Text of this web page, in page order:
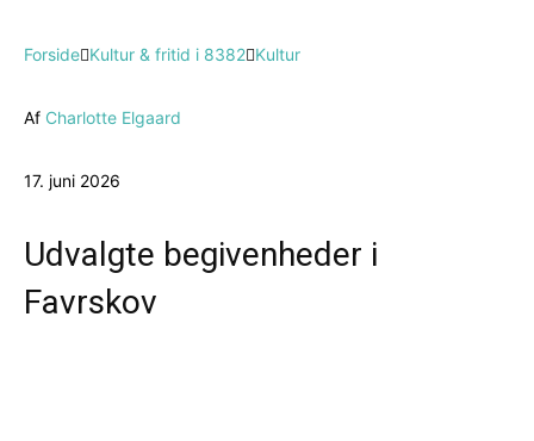
Forside Kultur & fritid i 8382 Kultur
Af Charlotte Elgaard
17. juni 2026
Udvalgte begivenheder i
Favrskov